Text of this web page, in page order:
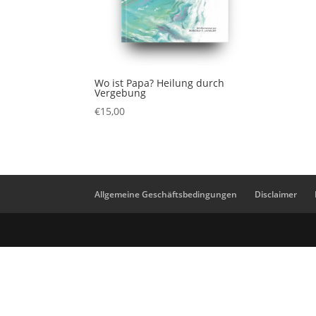
Wo ist Papa? Heilung durch
Vergebung
€15,00
Allgemeine Geschäftsbedingungen Disclaimer